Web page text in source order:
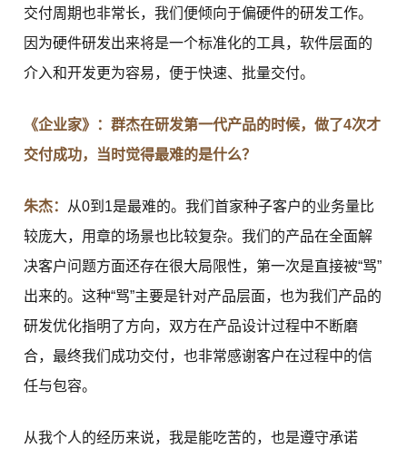
交付周期也非常长，我们便倾向于偏硬件的研发工作。
因为硬件研发出来将是一个标准化的工具，软件层面的
介入和开发更为容易，便于快速、批量交付。
《企业家》：群杰在研发第一代产品的时候，做了4次才
交付成功，当时觉得最难的是什么？
朱杰：
从0到1是最难的。我们首家种子客户的业务量比
较庞大，用章的场景也比较复杂。我们的产品在全面解
决客户问题方面还存在很大局限性，第一次是直接被“骂”
出来的。这种“骂”主要是针对产品层面，也为我们产品的
研发优化指明了方向，双方在产品设计过程中不断磨
合，最终我们成功交付，也非常感谢客户在过程中的信
任与包容。
从我个人的经历来说，我是能吃苦的，也是遵守承诺